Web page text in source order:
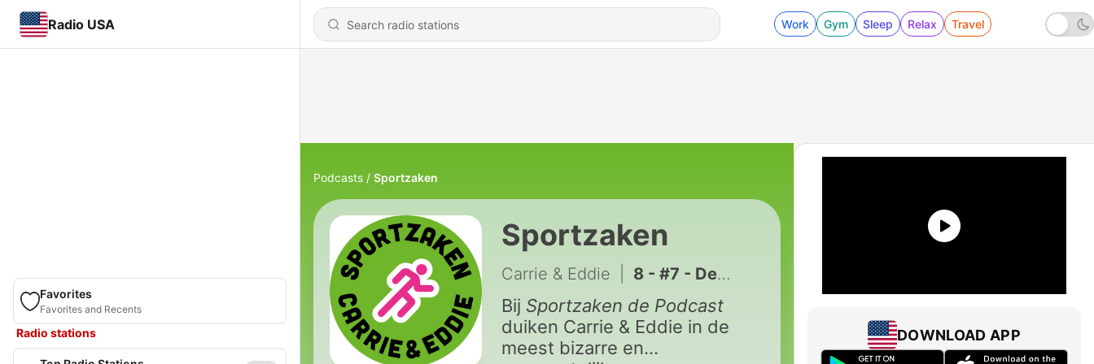
Radio USA Work Gym Sleep Relax Travel
Favorites
Favorites and Recents
Radio stations
Podcasts Sportzaken
Sportzaken
Carrie & Eddie 8 - #7 - De Zwembadaffaire (1974) | Cruijff's Waterloo
Bij Sportzaken de Podcast
duiken Carrie & Eddie in de
meest bizarre en
DOWNLOAD APP